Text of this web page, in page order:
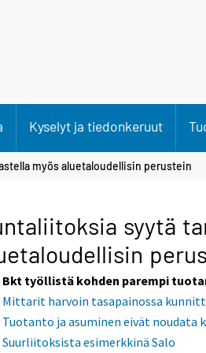
Kyselyt ja tiedonkeruut
myös aluetaloudellisin perustein
syytä
Bkt työllistä kohden parempi
Mittarit harvoin tasapainossa
Tuotanto ja asuminen eivät noudata
Suurliitoksista esimerkkinä Salo